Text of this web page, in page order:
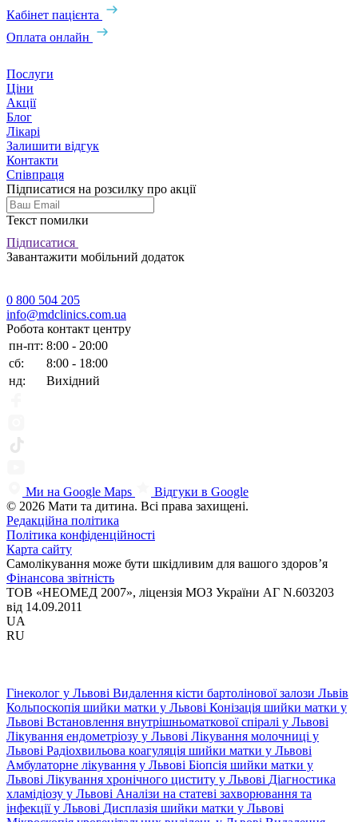
Кабінет пацієнта
Оплата онлайн
Послуги
Ціни
Акції
Блог
Лікарі
Залишити відгук
Контакти
Співпраця
Підписатися на розсилку про акції
Текст помилки
Підписатися
Завантажити мобільний додаток
0 800 504 205
info@mdclinics.com.ua
Робота контакт центру
пн-пт: 8:00 - 20:00
сб:
8:00 - 18:00
нд:
Вихідний
Ми на Google Maps
Відгуки в Google
© 2026 Мати та дитина. Всі права захищені.
Редакційна політика
Політика конфіденційності
Карта сайту
Самолікування може бути шкідливим для вашого здоров’я
Фінансова звітність
ТОВ «НЕОМЕД 2007», ліцензія МОЗ України АГ N.603203
від 14.09.2011
UA
RU
Гінеколог у Львові Видалення кісти бартолінової залози Львів
Кольпоскопія шийки матки у Львові Конізація шийки матки у
Львові Встановлення внутрішньоматкової спіралі у Львові
Лікування ендометріозу у Львові Лікування молочниці у
Львові Радіохвильова коагуляція шийки матки у Львові
Амбулаторне лікування у Львові Біопсія шийки матки у
Львові Лікування хронічного циститу у Львові Діагностика
хламідіозу у Львові Аналізи на статеві захворювання та
інфекції у Львові Дисплазія шийки матки у Львові